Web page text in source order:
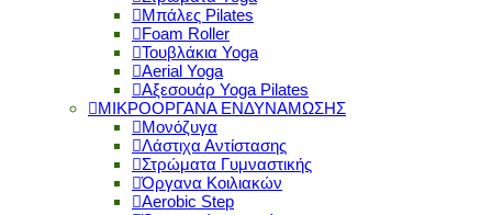
Μπάλες Pilates
Foam Roller
Τουβλάκια Yoga
Aerial Yoga
Αξεσουάρ Yoga Pilates
ΜΙΚΡΟΟΡΓΑΝΑ ΕΝΔΥΝΑΜΩΣΗΣ
Μονόζυγα
Λάστιχα Αντίστασης
Στρώματα Γυμναστικής
Όργανα Κοιλιακών
Aerobic Step